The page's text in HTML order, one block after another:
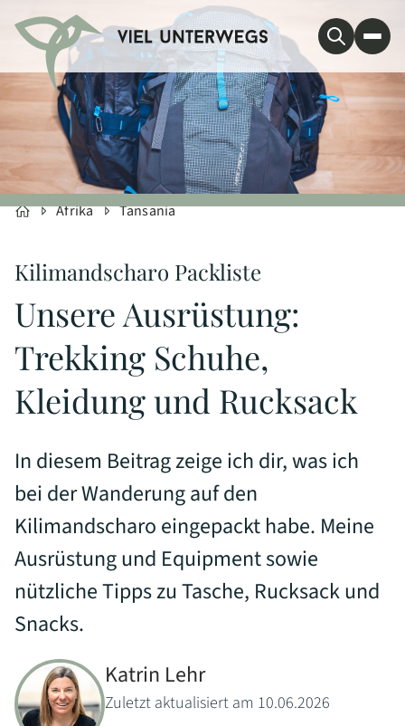
Afrika Tansania
Kilimandscharo Packliste
Unsere Ausrüstung:
Trekking Schuhe,
Kleidung und Rucksack
In diesem Beitrag zeige ich dir, was ich
bei der Wanderung auf den
Kilimandscharo eingepackt habe. Meine
Ausrüstung und Equipment sowie
nützliche Tipps zu Tasche, Rucksack und
Snacks.
Katrin Lehr
Zuletzt aktualisiert am 10.06.2026